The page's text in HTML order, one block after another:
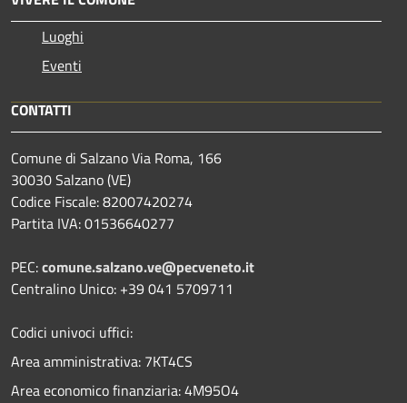
Luoghi
Eventi
CONTATTI
Comune di Salzano Via Roma, 166
30030 Salzano (VE)
Codice Fiscale: 82007420274
Partita IVA: 01536640277
PEC:comune.salzano.ve@pecveneto.it
Centralino Unico: +39 041 5709711
Codici univoci uffici:
Area amministrativa: 7KT4CS
Area economico finanziaria: 4M95O4